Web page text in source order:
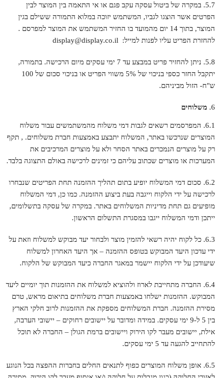
5.7. במקרה של ביטול עסקה עקב פגם או אי התאמה בין המוצר לבין
הפרטים אשר הוצגו לגביו, המשתמש יזוכה במלוא התמורה ששילם בגין
המוצר, בתוך 14 יום מהמועד בו החזיר המשתמש את המוצר למפרסם .
להחזרת הפריט עליו לפנות למייל: display@display.co.il
5.8. ניתן להחזיר פריט במבצע עד 7 ימי עסקים מיום הרכישה. בתמורה,
יתקבל החזר כספי בניכוי של 5% משווי הפריט או בניכוי סכום של 100
ש"ח- הזול מביניהם.
משלוחים
6.1. המפרסמים רשאים לגבות דמי משלוח מהמשתמשים עבור משלוח
המוצרים שנרכשו באתר, המשלוח יתבצע באמצעות חברת משלוחים. , תקף
רק על מוצרים הנמכרים באתר הסחר ולא על מוצרים המרכיבים את
המערכות או מוצרים שכתוב עליהם כי זמינים לרכישה באולם התצוגה בלבד.
6.2. סכום דמי המשלוח יופיע בתום תהליך ההזמנה תחת הפריטים שנבחרו
לרכישה על ידי הלקוח וייגבה בעת ביצוע ההזמנה. כמו כן, דמי המשלוח
מופיעים גם תחת מדיניות המשלוחים באתר. במקרה של עסקה בתשלומים,
ייתכן ודמי המשלוח ייגבו במסגרת התשלום הראשון.
6.3. כל לקוח יהיה רשאי להזמין מוצר ולבחור יעד מבוקש למשלוח וזאת על
ידי עדכון היעד המבוקש בטופס ההזמנה – אך היעד האחרון למשלוח
שיעודכן על ידי הלקוח יישמר במאגר החברה כיעד המבוקש של הלקוח.
6.4. החברה מתחייבת לארוז ולהוציא למשלוח את ההזמנות תוך יומיים ליעד
המבוקש. ההזמנות ישלחו באמצעות חברת משלוחים בתיאום מראש, טרם
מסירת ההזמנה. חברת המשלוחים מספקת את ההזמנות לרוב חלקי הארץ
בין 5 ל-9 ימי עסקים. במידה ומדובר על יישובים רחוקים – יישובי הערבה,
אילת, יישובים מעבר לקו הירוק ויישובים ברמת הגולן – החברה לא תוכל
להתחייב להגעה עד 5 ימי עסקים.
6.5. אופן משלוח המוצרים כפוף לתנאים החלים בחברות ההפצה בכל הנוגע